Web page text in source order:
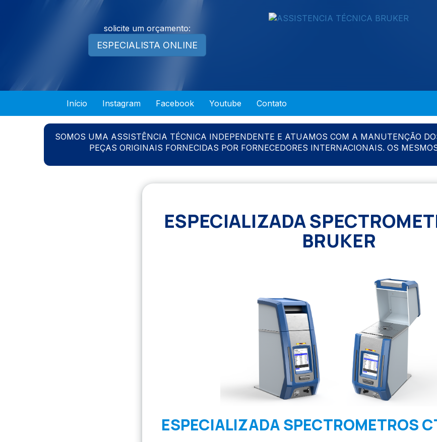
solicite um orçamento:
ESPECIALISTA ONLINE
Início Instagram Facebook Youtube Contato
SOMOS UMA ASSISTÊNCIA TÉCNICA INDEPENDENTE E ATUAMOS COM A MANUTENÇÃO
PEÇAS ORIGINAIS FORNECIDAS POR FORNECEDORES INTERNACIONAIS. OS
ESPECIALIZADA
BRUKER
ESPECIALIZADA SPECTROMETROS